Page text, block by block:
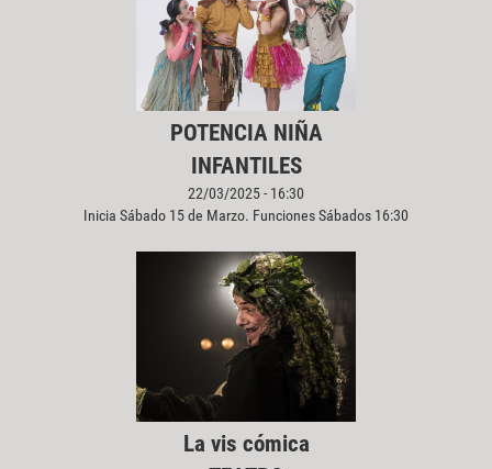
POTENCIA NIÑA
INFANTILES
22/03/2025 - 16:30
Inicia Sábado 15 de Marzo. Funciones Sábados 16:30
La vis cómica